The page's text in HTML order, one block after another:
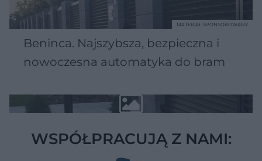
Beninca. Najszybsza, bezpieczna i
nowoczesna automatyka do bram
MATERIAŁ SPONSOROWANY
WSPÓŁPRACUJĄ Z NAMI: